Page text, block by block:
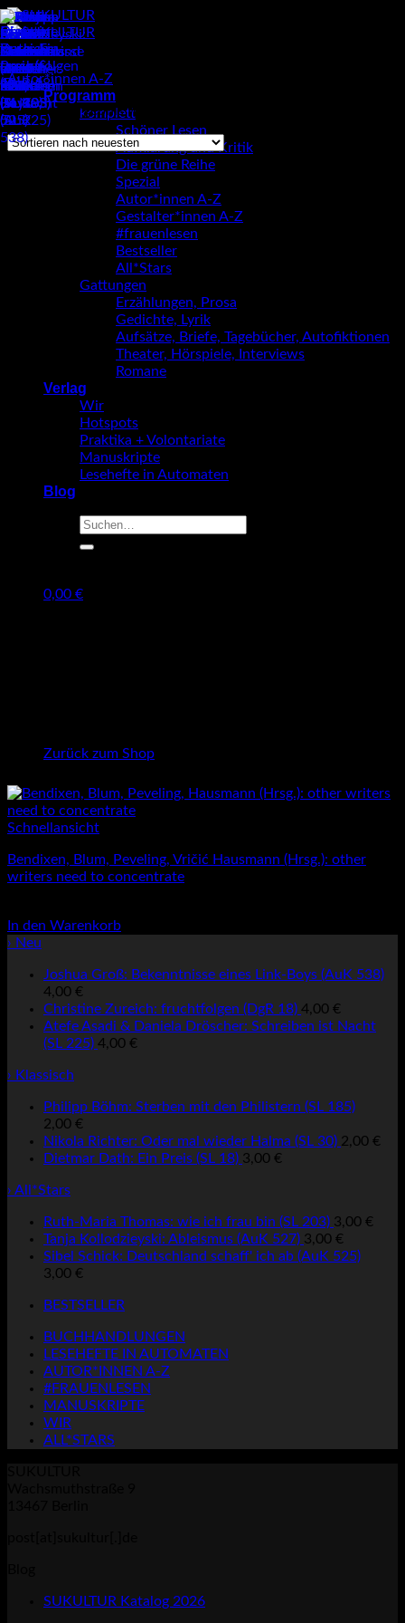
Zum
Inhalt
springen
Programm
komplett
Schöner Lesen
Aufklärung und Kritik
Die grüne Reihe
Spezial
Autor*innen A-Z
Gestalter*innen A-Z
#frauenlesen
Bestseller
All*Stars
Gattungen
Erzählungen, Prosa
Gedichte, Lyrik
Aufsätze, Briefe, Tagebücher, Autofiktionen
Theater, Hörspiele, Interviews
Romane
Verlag
Wir
Hotspots
Praktika + Volontariate
Manuskripte
Lesehefte in Automaten
Blog
Suche
0,00 €
Zurück zum Shop
Autor*innen A-Z
Einzelnes Ergebnis wird angezeigt
Schnellansicht
Bendixen, Blum, Peveling, Vričić Hausmann (Hrsg.): other
writers need to concentrate
In den Warenkorb
› Neu
Joshua Groß: Bekenntnisse eines Link-Boys (AuK 538)
4,00 €
Christine Zureich: fruchtfolgen (DgR 18) 4,00 €
Atefe Asadi & Daniela Dröscher: Schreiben ist Nacht
(SL 225) 4,00 €
› Klassisch
Philipp Böhm: Sterben mit den Philistern (SL 185)
2,00 €
Nikola Richter: Oder mal wieder Halma (SL 30) 2,00 €
Dietmar Dath: Ein Preis (SL 18) 3,00 €
› All*Stars
Ruth-Maria Thomas: wie ich frau bin (SL 203) 3,00 €
Tanja Kollodzieyski: Ableismus (AuK 527) 3,00 €
Sibel Schick: Deutschland schaff' ich ab (AuK 525)
3,00 €
BESTSELLER
BUCHHANDLUNGEN
LESEHEFTE IN AUTOMATEN
AUTOR*INNEN A-Z
#FRAUENLESEN
MANUSKRIPTE
WIR
ALL*STARS
SUKULTUR Katalog 2026